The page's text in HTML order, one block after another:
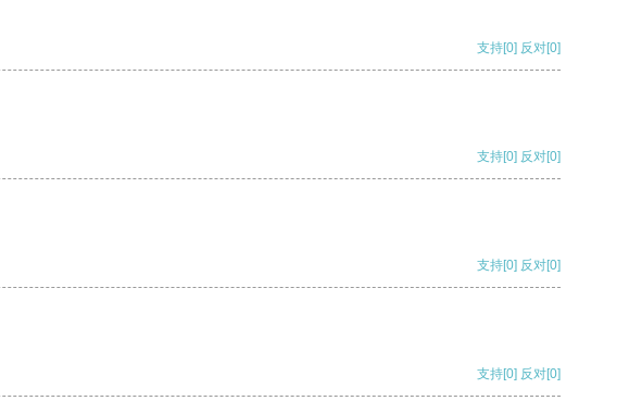
支持[0] 反对[0]
支持[0] 反对[0]
支持[0] 反对[0]
支持[0] 反对[0]